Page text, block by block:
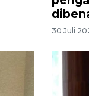
30 Juli